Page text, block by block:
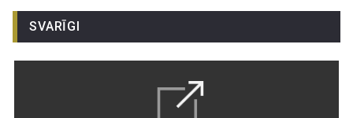
SVARĪGI